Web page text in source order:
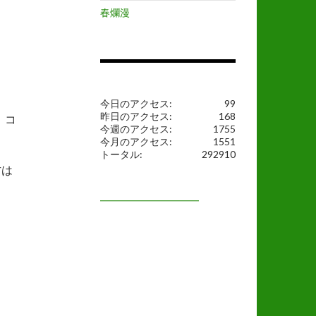
コ
春爛漫
99
今日のアクセス:
168
昨日のアクセス:
1755
今週のアクセス:
1551
今月のアクセス:
292910
トータル:
━━━━━━━━━━